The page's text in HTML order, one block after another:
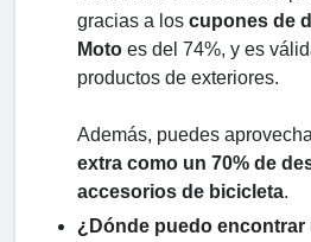
gracias a los cupones de
Moto es del 74%, y es
productos de exteriores.
Además, puedes
extra como un 70% de
accesorios de bicicleta.
¿Dónde puedo